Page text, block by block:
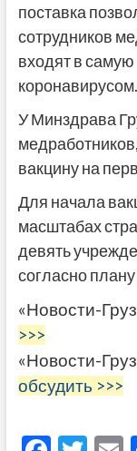
поставка
сотрудников
входят в
коронавирусом.
У Минздрава
вакцину на
Для начала
масштабах
девять
согласно
«Новости-
>>>
«Новости-
обсудить >>>